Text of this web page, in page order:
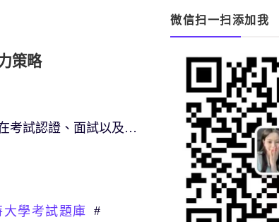
策略
考試認證、面試以及…
大學考試題庫
#
微信扫一扫添加我